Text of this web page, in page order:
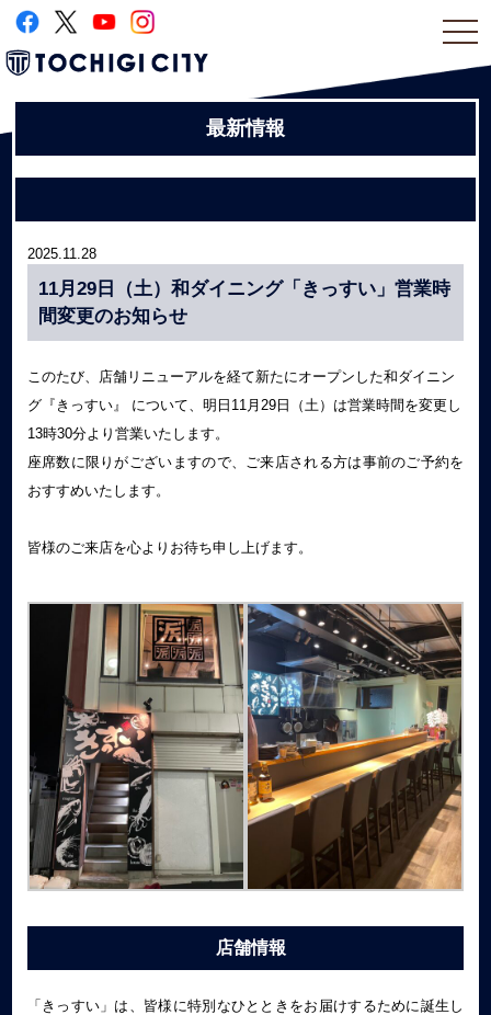
最新情報
2025.11.28
11月29日（土）和ダイニング「きっすい」営業時
間変更のお知らせ
このたび、店舗リニューアルを経て新たにオープンした和ダイニン
グ『きっすい』 について、明日11月29日（土）は営業時間を変更し
13時30分より営業いたします。
座席数に限りがございますので、ご来店される方は事前のご予約を
おすすめいたします。
皆様のご来店を心よりお待ち申し上げます。
店舗情報
「きっすい」は、皆様に特別なひとときをお届けするために誕生し